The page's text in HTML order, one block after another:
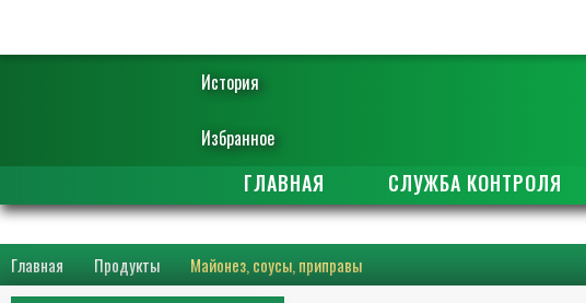
История
Избранное
ГЛАВНАЯ СЛУЖБА КОНТРОЛЯ
Главная Продукты Майонез, соусы, приправы